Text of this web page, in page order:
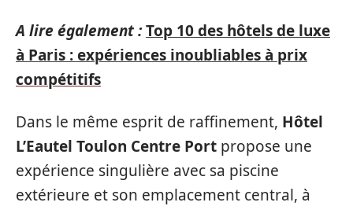
A lire également :Top 10 des hôtels de luxe
à Paris : expériences inoubliables à prix
compétitifs
Dans le même esprit de raffinement, Hôtel
L’Eautel Toulon Centre Port propose une
expérience singulière avec sa piscine
extérieure et son emplacement central, à